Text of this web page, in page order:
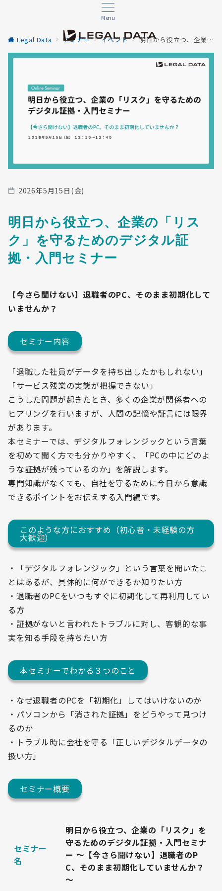
Menu
Legal Data セミナー イベント 明日から役立つ、企業の「リスク」を守るためのデジタル証拠・入門セミナー
2026年5月15日(金)
明日から役立つ、企業の「リス
ク」を守るためのデジタル証
拠・入門セミナー
【今さら聞けない】退職者のPC、そのまま初期化して
いませんか？
セミナー内容
「退職した社員がデータを持ち出したかもしれない」
「サービス残業の実態が把握できない」
こうした問題が起きたとき、多くの企業が関係者への
ヒアリングを行いますが、人間の記憶や証言には限界
があります。
本セミナーでは、デジタルフォレンジックという言葉
を初めて聞く方でも分かりやすく、「PCの中にどのよ
うな証拠が残っているのか」を解説します。
専門知識がなくても、自社を守るために今日から意識
できるポイントをお伝えする入門編です。
このような方におすすめ（初心者・未経験の方
大歓迎）
・「デジタルフォレンジック」という言葉を聞いたこ
とはあるが、具体的に何ができるか知りたい方
・退職者のPCをいつもすぐに初期化して再利用してい
る方
・証拠がないと言われたトラブルに対し、客観的な事
実を知る手段を持ちたい方
本セミナーでわかる３つのこと
・なぜ退職者のPCを「初期化」してはいけないのか
・パソコンから「消された証拠」をどうやって見つけ
るのか
・トラブル時に会社を守る「正しいデジタルデータの
扱い方」
セミナー概要
セミナー
名
明日から役立つ、企業の「リスク」を
守るためのデジタル証拠・入門セミナ
ー ～【今さら聞けない】退職者のP
C、そのまま初期化していませんか？
～